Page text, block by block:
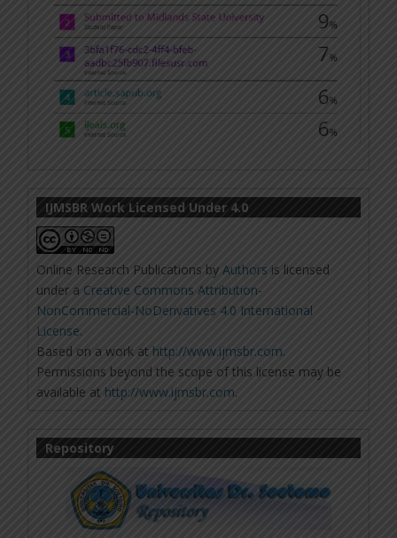
IJMSBR Work Licensed Under 4.0
Online Research Publications byAuthors is licensed
under a Creative Commons Attribution-
NonCommercial-NoDerivatives 4.0 International
License.
Based on a work at http://www.ijmsbr.com.
Permissions beyond the scope of this license may be
available at http://www.ijmsbr.com.
Repository